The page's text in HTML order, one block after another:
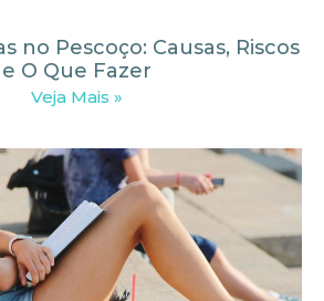
no Pescoço: Causas, Riscos
e O Que Fazer
Veja Mais »